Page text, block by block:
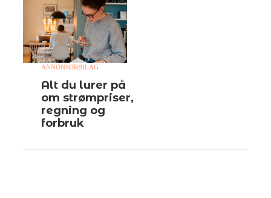
ANNONSØRBILAG
Alt du lurer på
om strømpriser,
regning og
forbruk